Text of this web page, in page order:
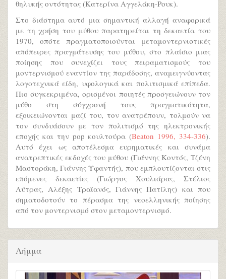
θηλυκής οντότητας (Κατερίνα Αγγελάκη-Ρουκ).
Στο διάστημα αυτό μια σημαντική αλλαγή αναφορικά
με τη χρήση του μύθου παρατηρείται τη δεκαετία του
1970, οπότε πραγματοποιούνται μεταμοντερνιστικές
απόπειρες πραγμάτευσης του μύθου, στο πλαίσιο μιας
ποίησης που συνεχίζει τους πειραματισμούς του
μοντερνισμού εναντίον της παράδοσης, αναμειγνύοντας
λογοτεχνικά είδη, υφολογικά και πολιτισμικά επίπεδα.
Πιο συγκεκριμένα, ορισμένοι ποιητές προσγειώνουν τον
μύθο στη σύγχρονή τους πραγματικότητα,
εξοικειώνονται μαζί του, τον ανατρέπουν, τολμούν να
τον συνδυάσουν με τον πολιτισμό της ηλεκτρονικής
εποχής και την pop κουλτούρα (Beaton 1996, 334-336).
Αυτό έχει ως αποτέλεσμα ευρηματικές και συνάμα
ανατρεπτικές εκδοχές του μύθου (Γιάννης Κοντός, Τζένη
Μαστοράκη, Γιάννης Υφαντής), που εμπλουτίζονται στις
επόμενες δεκαετίες (Γιώργος Χουλιάρας, Στέλιος
Λύτρας, Αλέξης Τραϊανός, Γιάννης Πατίλης) και που
σηματοδοτούν το πέρασμα της νεοελληνικής ποίησης
από τον μοντερνισμό στον μεταμοντερνισμό.
Λήμμα